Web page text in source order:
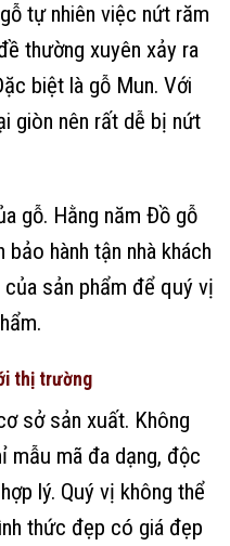
tự nhiên việc nứt răm
thường xuyên xảy ra
biệt là gỗ Mun. Với
giòn nên rất dễ bị nứt
Hằng năm Đồ gỗ
hành tận nhà khách
sản phẩm để quý vị
thị trường
sản xuất. Không
mẫu mã đa dạng, độc
lý. Quý vị không thể
thức đẹp có giá đẹp